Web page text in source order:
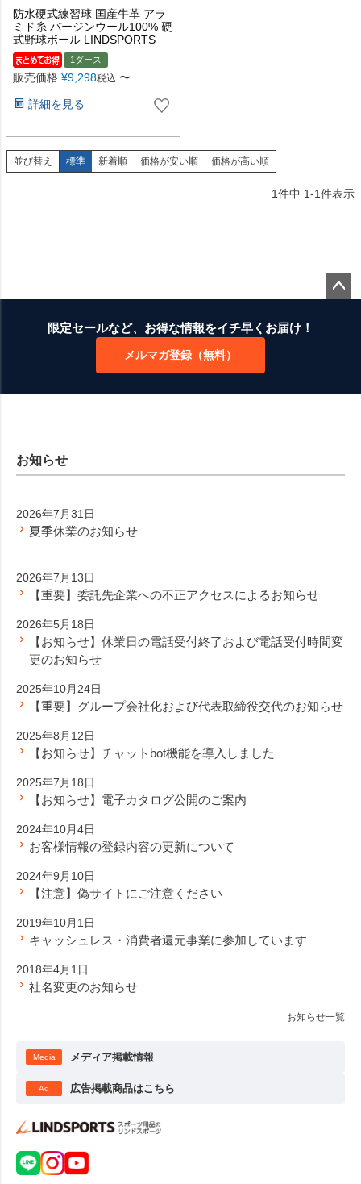
防水硬式練習球 国産牛革 アラ
ミド糸 バージンウール100% 硬
式野球ボール LINDSPORTS
1ダース
販売価格 ¥9,298税込 〜
詳細を見る
並び替え 標準 新着順 価格が安い順 価格が高い順
1件中 1-1件表示
限定セールなど、お得な情報をイチ早くお届け！
メルマガ登録（無料）
お知らせ
2026年7月31日
夏季休業のお知らせ
2026年7月13日
【重要】委託先企業への不正アクセスによるお知らせ
2026年5月18日
【お知らせ】休業日の電話受付終了および電話受付時間変
更のお知らせ
2025年10月24日
【重要】グループ会社化および代表取締役交代のお知らせ
2025年8月12日
【お知らせ】チャットbot機能を導入しました
2025年7月18日
【お知らせ】電子カタログ公開のご案内
2024年10月4日
お客様情報の登録内容の更新について
2024年9月10日
【注意】偽サイトにご注意ください
2019年10月1日
キャッシュレス・消費者還元事業に参加しています
2018年4月1日
社名変更のお知らせ
お知らせ一覧
Media メディア掲載情報
Ad 広告掲載商品はこちら